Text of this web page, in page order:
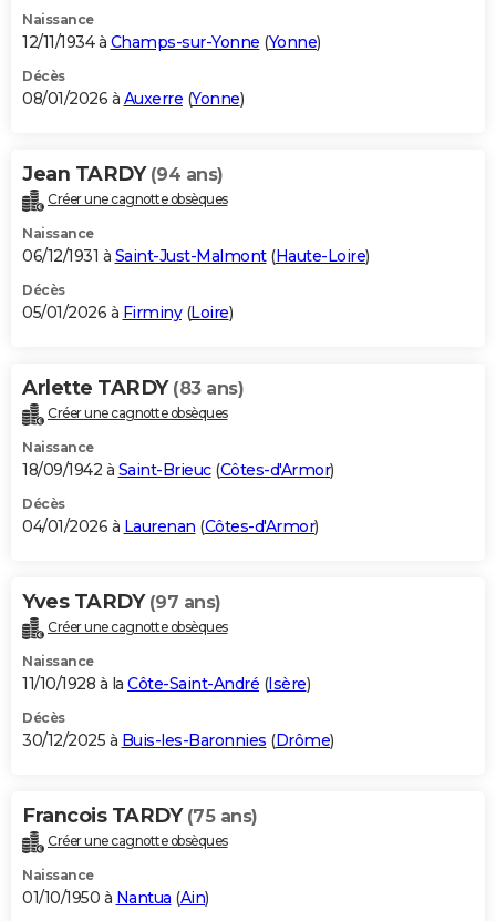
Naissance
12/11/1934 à Champs-sur-Yonne (Yonne)
Décès
08/01/2026 à Auxerre (Yonne)
Jean TARDY (94 ans)
Créer une cagnotte obsèques
Naissance
06/12/1931 à Saint-Just-Malmont(Haute-Loire)
Décès
05/01/2026 à Firminy(Loire)
Arlette TARDY (83 ans)
Créer une cagnotte obsèques
Naissance
18/09/1942 à Saint-Brieuc(Côtes-d'Armor)
Décès
04/01/2026 à Laurenan (Côtes-d'Armor)
Yves TARDY (97 ans)
Créer une cagnotte obsèques
Naissance
11/10/1928 à la Côte-Saint-André (Isère)
Décès
30/12/2025 à Buis-les-Baronnies (Drôme)
Francois TARDY (75 ans)
Créer une cagnotte obsèques
Naissance
01/10/1950 à Nantua (Ain)